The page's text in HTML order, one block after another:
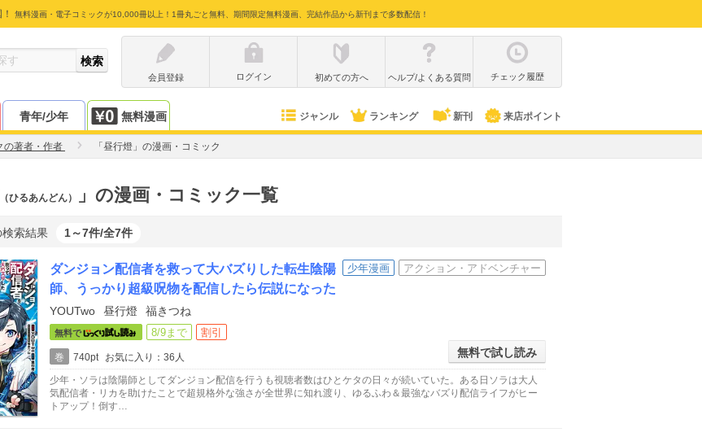
無料漫画・電子コミックが10,000冊以上！1冊丸ごと無料、期間限定無料漫画、完結作品から新刊まで多数配信！
会員登録
ログイン 初めての方へ ヘルプ/よくある質問 チェック履歴
青年/少年 無料漫画 ジャンル ランキング 新刊 来店ポイント
の著者・作者 「昼行燈」の漫画・コミック
（ひるあんどん） 」の漫画・コミック一覧
検索結果 1～7件/全7件
少年漫画 アクション・アドベンチャー
ダンジョン配信者を救って大バズりした転生陰陽
師、うっかり超級呪物を配信したら伝説になった
YOUTwo 昼行燈 福きつね
無料で 8/9まで 割引
無料で試し読み
巻 740pt
お気に入り：36人
少年・ソラは陰陽師としてダンジョン配信を行うも視聴者数はひとケタの日々が続いていた。ある日ソラは大人
気配信者・リカを助けたことで超規格外な強さが全世界に知れ渡り、ゆるふわ＆最強なバズり配信ライフがヒー
トアップ！倒す…